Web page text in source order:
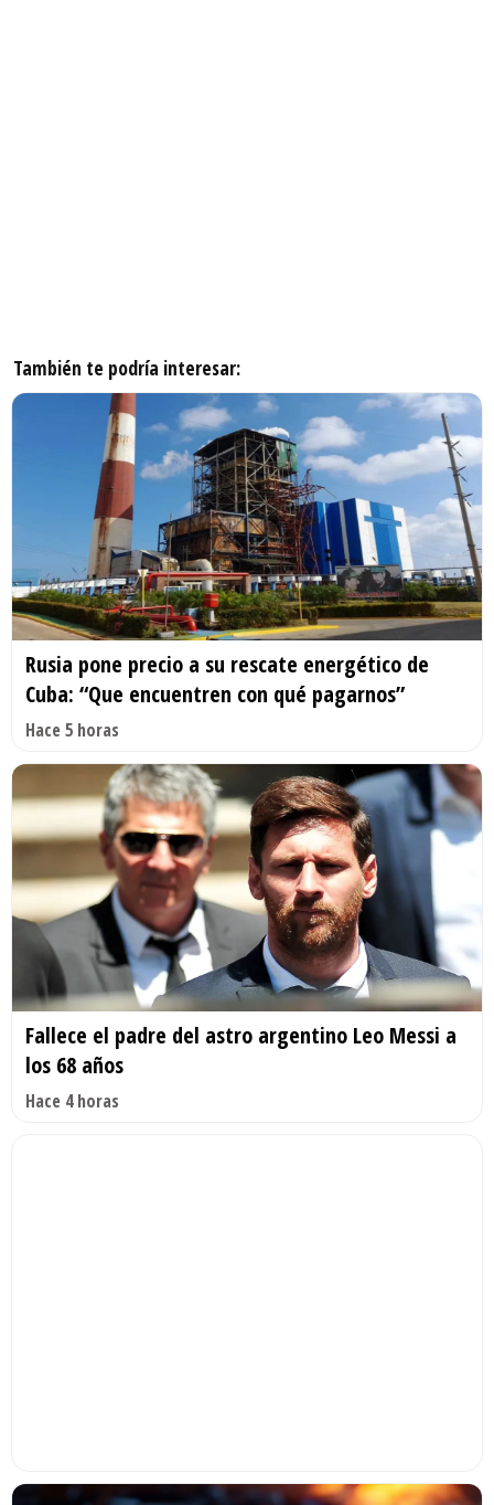
También te podría interesar:
Rusia pone precio a su rescate energético de
Cuba: “Que encuentren con qué pagarnos”
Hace 5 horas
Fallece el padre del astro argentino Leo Messi a
los 68 años
Hace 4 horas